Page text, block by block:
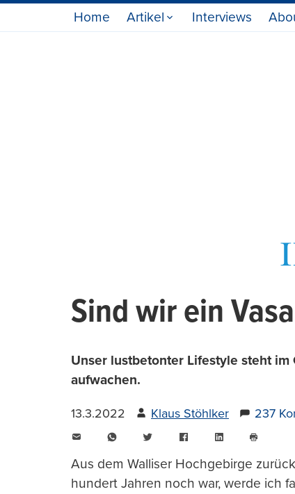
Home Artikel Interviews
Sind wir ein
Unser lustbetonter Lifestyle steht
aufwachen.
13.3.2022 Klaus Stöhlker 237
WhatsAppTwitter FacebookLinkedIn
drucken
Aus dem Walliser Hochgebirge
hundert Jahren noch war, werde ich